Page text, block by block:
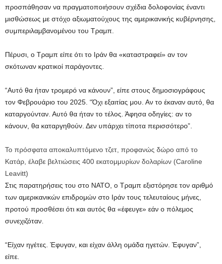
προσπάθησαν να πραγματοποιήσουν σχέδια δολοφονίας έναντι
μισθώσεως με στόχο αξιωματούχους της αμερικανικής κυβέρνησης,
συμπεριλαμβανομένου του Τραμπ.
Πέρυσι, ο Τραμπ είπε ότι το Ιράν θα «καταστραφεί» αν τον
σκότωναν κρατικοί παράγοντες.
“Αυτό θα ήταν τρομερό να κάνουν”, είπε στους δημοσιογράφους
τον Φεβρουάριο του 2025. “Όχι εξαιτίας μου. Αν το έκαναν αυτό, θα
καταργούνταν. Αυτό θα ήταν το τέλος. Άφησα οδηγίες: αν το
κάνουν, θα καταργηθούν. Δεν υπάρχει τίποτα περισσότερο”.
Το πρόσφατα αποκαλυπτόμενο τζετ, προφανώς δώρο από το
Κατάρ, έλαβε βελτιώσεις 400 εκατομμυρίων δολαρίων (Caroline
Leavitt)
Στις παρατηρήσεις του στο ΝΑΤΟ, ο Τραμπ εξιστόρησε τον αριθμό
των αμερικανικών επιδρομών στο Ιράν τους τελευταίους μήνες,
προτού προσθέσει ότι και αυτός θα «έφευγε» εάν ο πόλεμος
συνεχιζόταν.
“Είχαν ηγέτες. Έφυγαν, και είχαν άλλη ομάδα ηγετών. Έφυγαν”,
είπε.